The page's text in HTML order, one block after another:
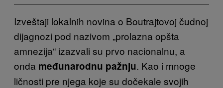
Izveštaji lokalnih novina o Boutrajtovoj čudnoj
dijagnozi pod nazivom „prolazna opšta
amnezija“ izazvali su prvo nacionalnu, a
onda međunarodnu pažnju. Kao i mnoge
ličnosti pre njega koje su dočekale svojih